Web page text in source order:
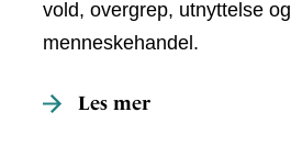
vold, overgrep, utnyttelse og
menneskehandel.
Les mer